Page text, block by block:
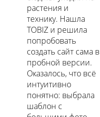
растения и
технику. Нашла
TOBIZ и решила
попробовать
создать сайт сама в
пробной версии.
Оказалось, что всё
интуитивно
понятно: выбрала
шаблон с